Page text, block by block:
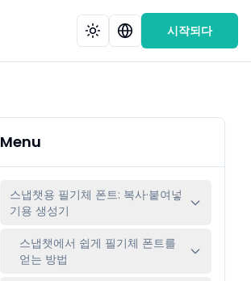
시작되다
Menu
스냅챗용 필기체 폰트: 복사·붙여넣
기용 생성기
스냅챗에서 쉽게 필기체 폰트를
얻는 방법